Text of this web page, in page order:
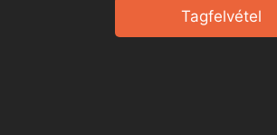
Tagfelvétel